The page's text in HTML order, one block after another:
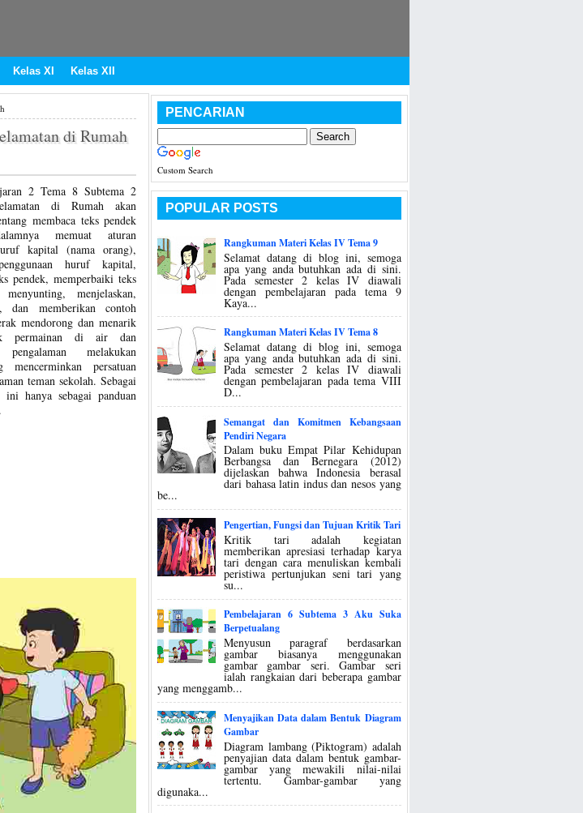
Kelas XI Kelas XII
di Rumah
2 Tema 8 Subtema 2
di Rumah akan
membaca teks pendek
memuat aturan
kapital (nama orang),
huruf kapital,
pendek, memperbaiki teks
menjelaskan,
dan memberikan contoh
mendorong dan menarik
permainan di air dan
pengalaman melakukan
mencerminkan persatuan
teman sekolah. Sebagai
ini hanya sebagai panduan
PENCARIAN
Custom Search
POPULAR POSTS
Rangkuman Materi Kelas IV Tema 9
Selamat datang di blog ini, semoga
apa yang anda butuhkan ada di sini.
Pada semester 2 kelas IV diawali
dengan pembelajaran pada tema 9
Kaya...
Rangkuman Materi Kelas IV Tema 8
Selamat datang di blog ini, semoga
apa yang anda butuhkan ada di sini.
Pada semester 2 kelas IV diawali
dengan pembelajaran pada tema VIII
D...
Semangat dan Komitmen Kebangsaan
Pendiri Negara
Dalam buku Empat Pilar Kehidupan
Berbangsa dan Bernegara (2012)
dijelaskan bahwa Indonesia berasal
dari bahasa latin indus dan nesos yang
be...
Pengertian, Fungsi dan Tujuan Kritik Tari
Kritik tari adalah kegiatan
memberikan apresiasi terhadap karya
tari dengan cara menuliskan kembali
peristiwa pertunjukan seni tari yang
su...
Pembelajaran 6 Subtema 3 Aku Suka
Berpetualang
Menyusun paragraf berdasarkan
gambar biasanya menggunakan
gambar gambar seri. Gambar seri
ialah rangkaian dari beberapa gambar
yang menggamb...
Menyajikan Data dalam Bentuk Diagram
Gambar
Diagram lambang (Piktogram) adalah
penyajian data dalam bentuk gambar-
gambar yang mewakili nilai-nilai
tertentu. Gambar-gambar yang
digunaka...